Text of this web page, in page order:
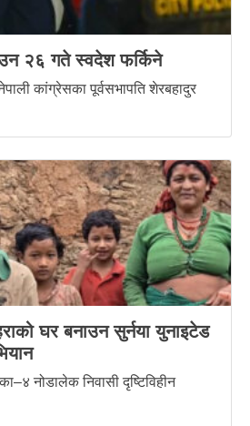
२६ गते स्वदेश फर्किने
कांग्रेसका पूर्वसभापति शेरबहादुर
घर बनाउन सुर्नया युनाइटेड
नोडालेक निवासी दृष्टिविहीन